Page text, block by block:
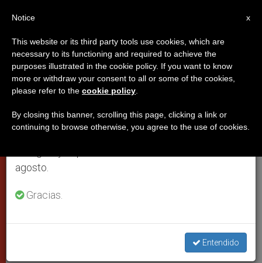
Francisco: "Si perdemos la
memoria de Dios, también
nosotros perdemos la
de la Jornada de los Catequistas
FRANCISCO PAPA PAPAS
×
Aviso importante
Del 27 de julio al 7 de agosto haremos la pausa
anual, aprovechando que en el periodo de verano
se generan menos informaciones y también el
agosto.
Gracias.
Entendido
x
Notice
This website or its third party tools use cookies, which are
necessary to its functioning and required to achieve the
purposes illustrated in the cookie policy. If you want to know
more or withdraw your consent to all or some of the cookies,
please refer to the cookie policy
By closing this banner, scrolling this page, clicking a link or
continuing to browse otherwise, you agree to the use of cookies.